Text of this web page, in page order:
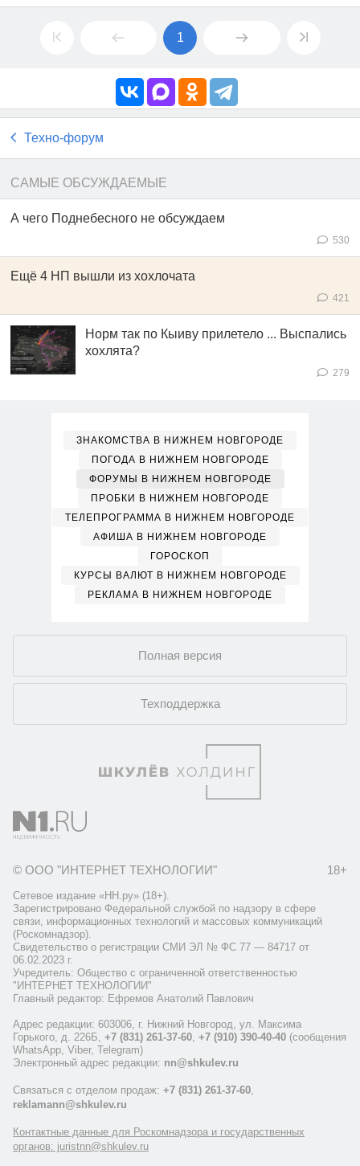
1
Техно-форум
САМЫЕ ОБСУЖДАЕМЫЕ
А чего Поднебесного не обсуждаем
530
Ещё 4 НП вышли из хохлочата
421
Норм так по Кыиву прилетело ... Выспались
хохлята?
279
ЗНАКОМСТВА В НИЖНЕМ НОВГОРОДЕ
ПОГОДА В НИЖНЕМ НОВГОРОДЕ
ФОРУМЫ В НИЖНЕМ НОВГОРОДЕ
ПРОБКИ В НИЖНЕМ НОВГОРОДЕ
ТЕЛЕПРОГРАММА В НИЖНЕМ НОВГОРОДЕ
АФИША В НИЖНЕМ НОВГОРОДЕ
ГОРОСКОП
КУРСЫ ВАЛЮТ В НИЖНЕМ НОВГОРОДЕ
РЕКЛАМА В НИЖНЕМ НОВГОРОДЕ
Полная версия
Техподдержка
© ООО "ИНТЕРНЕТ ТЕХНОЛОГИИ" 18+
Сетевое издание «НН.ру» (18+).
Зарегистрировано Федеральной службой по надзору в сфере
связи, информационных технологий и массовых коммуникаций
(Роскомнадзор).
Свидетельство о регистрации СМИ ЭЛ № ФС 77 — 84717 от
06.02.2023 г.
Учредитель: Общество с ограниченной ответственностью
"ИНТЕРНЕТ ТЕХНОЛОГИИ"
Главный редактор: Ефремов Анатолий Павлович
Адрес редакции: 603006, г. Нижний Новгород, ул. Максима
Горького, д. 226Б, +7 (831) 261-37-60, +7 (910) 390-40-40 (сообщения
WhatsApp, Viber, Telegram)
Электронный адрес редакции: nn@shkulev.ru
Связаться с отделом продаж: +7 (831) 261-37-60,
reklamann@shkulev.ru
Контактные данные для Роскомнадзора и государственных
органов: juristnn@shkulev.ru